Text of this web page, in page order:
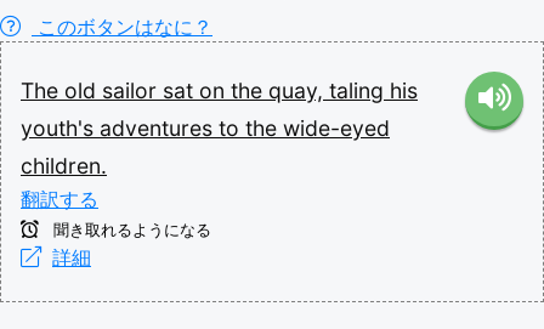
このボタンはなに？
The old sailor sat on the quay, taling his
youth's adventures to the wide-eyed
children.
翻訳する
聞き取れるようになる
詳細